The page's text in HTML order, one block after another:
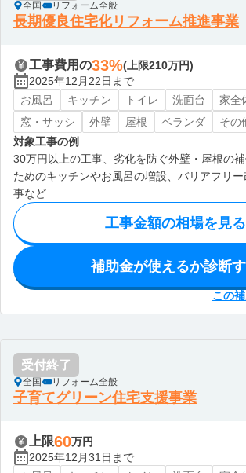
全国 リフォーム全般
長期優良住宅化リフォーム推進事業
工事費用の33%(上限210万円)
2025年12月22日まで
お風呂
キッチン トイレ 洗面台 家全
窓・サッシ
外壁 屋根 ベランダ
その
対象工事の例
30万円以上の工事、劣化を防ぐ外壁・屋根の
ためのキッチンやお風呂の増設、バリアフリ
事など
工事金額の相場を見る
補助金が使えるか診断
この
受付終了
全国 リフォーム全般
子育てグリーン住宅支援事業
上限60万円
2025年12月31日まで